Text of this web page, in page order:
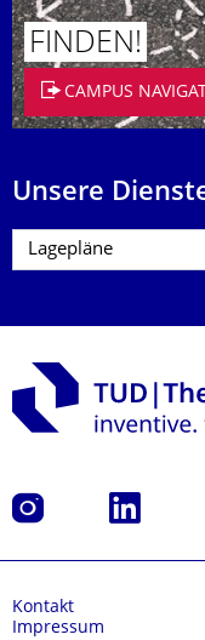
FINDEN!
CAMPUS
Unsere
Instagram LinkedIn
Kontakt
Impressum